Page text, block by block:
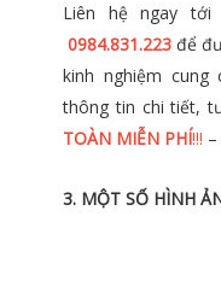
Liên hệ ngay tới
0984.831.223 để
kinh nghiệm cung
thông tin chi tiết,
TOÀN MIỄN PHÍ!!! –
3. MỘT SỐ HÌNH